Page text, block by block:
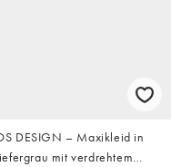
DESIGN – Maxikleid in
mit verdrehtem